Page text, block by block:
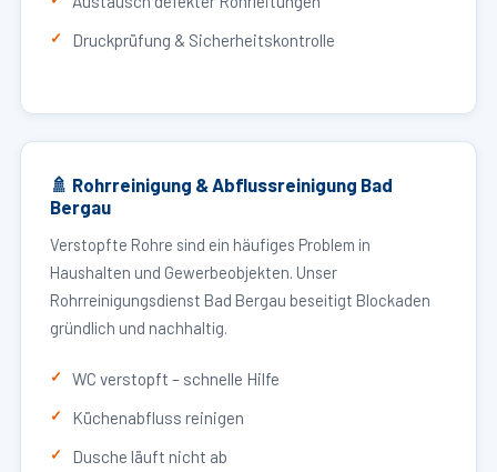
Druckprüfung & Sicherheitskontrolle
🚿 Rohrreinigung & Abflussreinigung Bad
Bergau
Verstopfte Rohre sind ein häufiges Problem in
Haushalten und Gewerbeobjekten. Unser
Rohrreinigungsdienst Bad Bergau beseitigt Blockaden
gründlich und nachhaltig.
WC verstopft – schnelle Hilfe
Küchenabfluss reinigen
Dusche läuft nicht ab